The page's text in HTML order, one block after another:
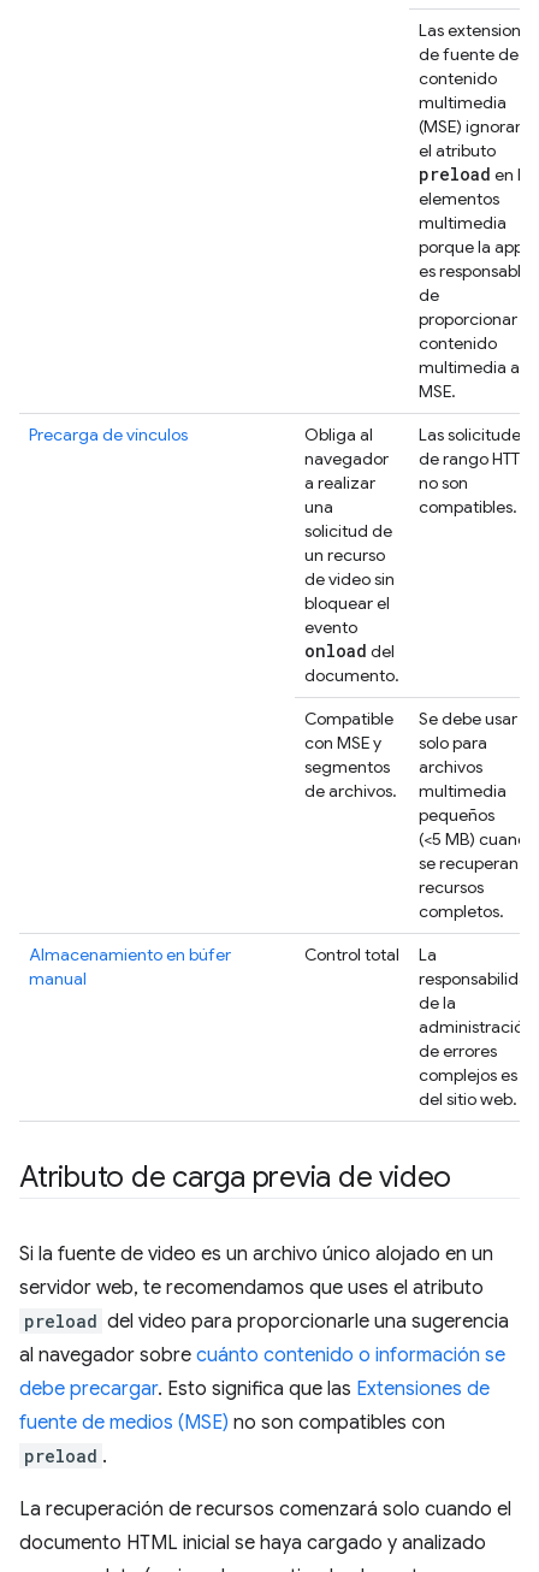
Las extensiones
de fuente de
contenido
multimedia
(MSE) ignoran
el atributo
preload en los
elementos
multimedia
porque la app
es responsable
de
proporcionar
contenido
multimedia a
MSE.
Precarga de vínculos
Obliga al
navegador
a realizar
una
solicitud de
un recurso
de video sin
bloquear el
evento
onload del
documento.
Las solicitudes
de rango HTTP
no son
compatibles.
Compatible
con MSE y
segmentos
de archivos.
Se debe usar
solo para
archivos
multimedia
pequeños
(<5 MB) cuando
se recuperan
recursos
completos.
Almacenamiento en búfer
manual
Control total
La
responsabilidad
de la
administración
de errores
complejos es
del sitio web.
Atributo de carga previa de video
Si la fuente de video es un archivo único alojado en un
servidor web, te recomendamos que uses el atributo
preload del video para proporcionarle una sugerencia
al navegador sobre cuánto contenido o información se
debe precargar. Esto significa que las Extensiones de
fuente de medios (MSE) no son compatibles con
preload .
La recuperación de recursos comenzará solo cuando el
documento HTML inicial se haya cargado y analizado